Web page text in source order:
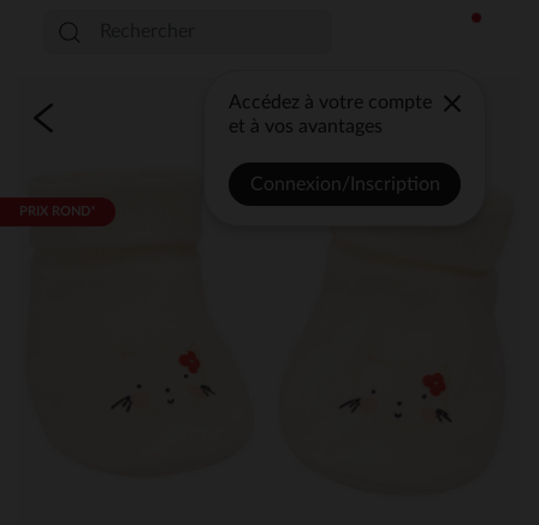
Accédez à votre compte
et à vos avantages
Connexion/Inscription
PRIX ROND*